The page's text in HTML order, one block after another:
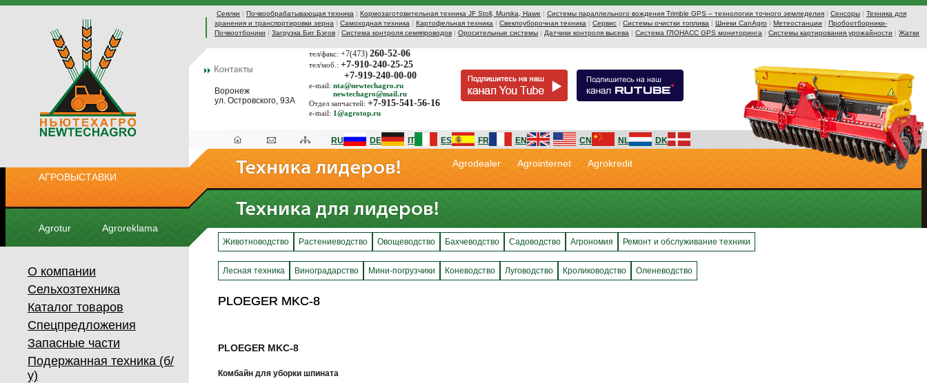
Сеялки | Почвообрабатывающая техника | Кормозаготовительная техника JF Stoll, Murska, Hawe | Системы параллельного вождения Trimble GPS – технологии точного земледелия | Сенсоры | Техника для
хранения и транспортировки зерна | Самоходная техника | Картофельная техника | Свеклоуборочная техника | Сервис | Системы очистки топлива | Шнеки CanAgro | Метеостанции | Пробоотборники-
Почвоотбоники | Загрузка Биг Бэгов | Система контроля семяпроводов | Оросительные системы | Датчики контроля высева | Система ГЛОНАСС GPS мониторинга | Системы картирования урожайности | Жатки
Воронеж
ул. Островского, 93А
тел/факс: +7(473) 260-52-06
тел/моб.: +7-910-240-25-25
+7-919-240-00-00
e-mail: nta@newtechagro.ru
newtechagro@mail.ru
Отдел запчастей: +7-915-541-56-16
e-mail: 1@agrotop.ru
АГРОВЫСТАВКИ
Agrotur Agroreklama
RU DE IT ES FR EN CN NL DK
Agrodealer Agrointernet Agrokredit
О компании
Сельхозтехника
Каталог товаров
Спецпредложения
Запасные части
Подержанная техника (б/
у)
Животноводство Растениеводство Овощеводство Бахчеводство Садоводство Агрономия Ремонт и обслуживание техники
Лесная техника Виноградарство Мини-погрузчики Коневодство Луговодство Кролиководство Оленеводство
PLOEGER MKC-8
PLOEGER MKC-8
PLOEGER MKC-8
Комбайн для уборки шпината